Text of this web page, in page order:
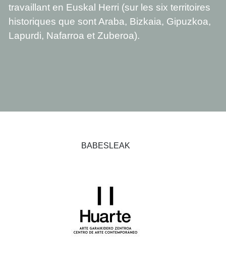
travaillant en Euskal Herri (sur les six territoires
historiques que sont Araba, Bizkaia, Gipuzkoa,
Lapurdi, Nafarroa et Zuberoa).
BABESLEAK